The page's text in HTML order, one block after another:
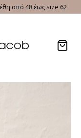
από 48 έως size 62